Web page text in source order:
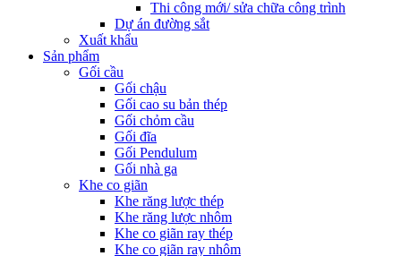
Thi công mới/ sửa chữa công trình
Dự án đường sắt
Xuất khẩu
Sản phẩm
Gối cầu
Gối chậu
Gối cao su bản thép
Gối chỏm cầu
Gối đĩa
Gối Pendulum
Gối nhà ga
Khe co giãn
Khe răng lược thép
Khe răng lược nhôm
Khe co giãn ray thép
Khe co giãn ray nhôm